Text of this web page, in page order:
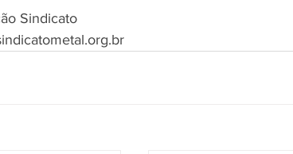
Sindicato